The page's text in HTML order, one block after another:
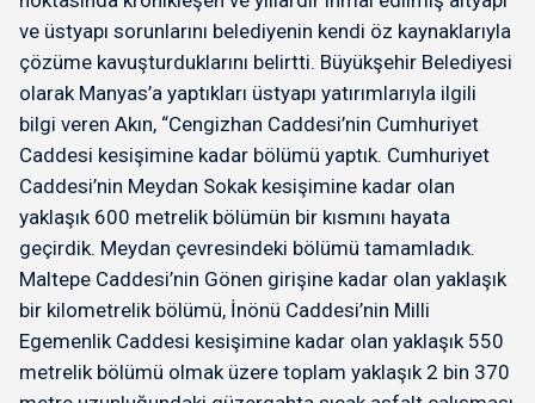
ve üstyapı sorunlarını belediyenin kendi öz kaynaklarıyla
çözüme kavuşturduklarını belirtti. Büyükşehir Belediyesi
olarak Manyas’a yaptıkları üstyapı yatırımlarıyla ilgili
bilgi veren Akın, “Cengizhan Caddesi’nin Cumhuriyet
Caddesi kesişimine kadar bölümü yaptık. Cumhuriyet
Caddesi’nin Meydan Sokak kesişimine kadar olan
yaklaşık 600 metrelik bölümün bir kısmını hayata
geçirdik. Meydan çevresindeki bölümü tamamladık.
Maltepe Caddesi’nin Gönen girişine kadar olan yaklaşık
bir kilometrelik bölümü, İnönü Caddesi’nin Milli
Egemenlik Caddesi kesişimine kadar olan yaklaşık 550
metrelik bölümü olmak üzere toplam yaklaşık 2 bin 370